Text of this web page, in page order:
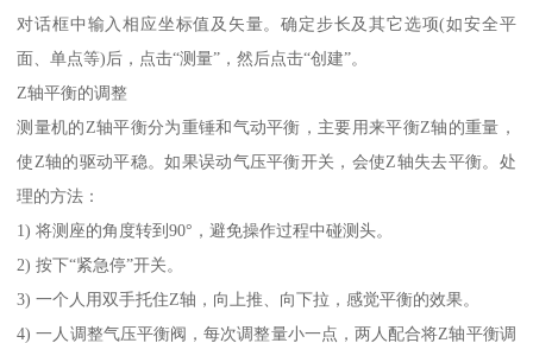
对话框中输入相应坐标值及矢量。确定步长及其它选项(如安全平
面、单点等)后，点击“测量”，然后点击“创建”。
Z轴平衡的调整
测量机的Z轴平衡分为重锤和气动平衡，主要用来平衡Z轴的重量，
使Z轴的驱动平稳。如果误动气压平衡开关，会使Z轴失去平衡。处
理的方法：
1) 将测座的角度转到90°，避免操作过程中碰测头。
2) 按下“紧急停”开关。
3) 一个人用双手托住Z轴，向上推、向下拉，感觉平衡的效果。
4) 一人调整气压平衡阀，每次调整量小一点，两人配合将Z轴平衡调